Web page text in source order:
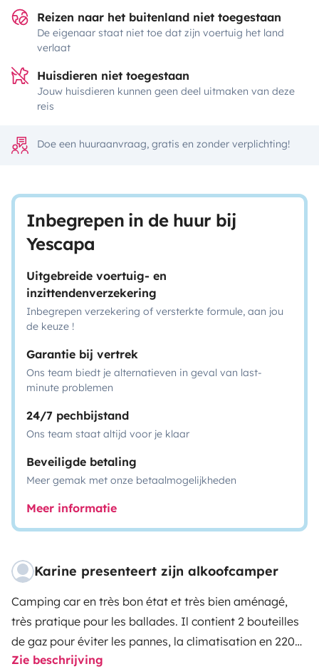
Reizen naar het buitenland niet toegestaan
De eigenaar staat niet toe dat zijn voertuig het land
verlaat
Huisdieren niet toegestaan
Jouw huisdieren kunnen geen deel uitmaken van deze
reis
Doe een huuraanvraag, gratis en zonder verplichting!
Inbegrepen in de huur bij
Yescapa
Uitgebreide voertuig- en
inzittendenverzekering
Inbegrepen verzekering of versterkte formule, aan jou
de keuze !
Garantie bij vertrek
Ons team biedt je alternatieven in geval van last-
minute problemen
24/7 pechbijstand
Ons team staat altijd voor je klaar
Beveiligde betaling
Meer gemak met onze betaalmogelijkheden
Meer informatie
Karine presenteert zijn alkoofcamper
Camping car en très bon état et très bien aménagé,
très pratique pour les ballades. Il contient 2 bouteilles
de gaz pour éviter les pannes, la climatisation en 220V
lorsqu’il fait chaud , la cabine de douche est séparée
Zie beschrijving